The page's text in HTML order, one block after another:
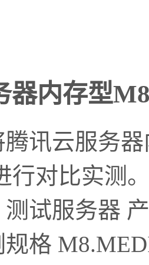
器内存型
讯云服务
行对比实测
试服务器
规格